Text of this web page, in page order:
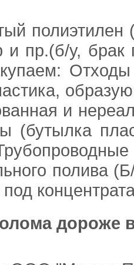
полиэтилен
и пр.(б/у,
и
(бутылка
полива
дороже